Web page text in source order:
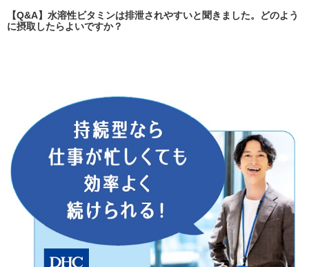
【Q&A】水溶性ビタミンは排泄されやすいと聞きました。どのよう
に摂取したらよいですか？